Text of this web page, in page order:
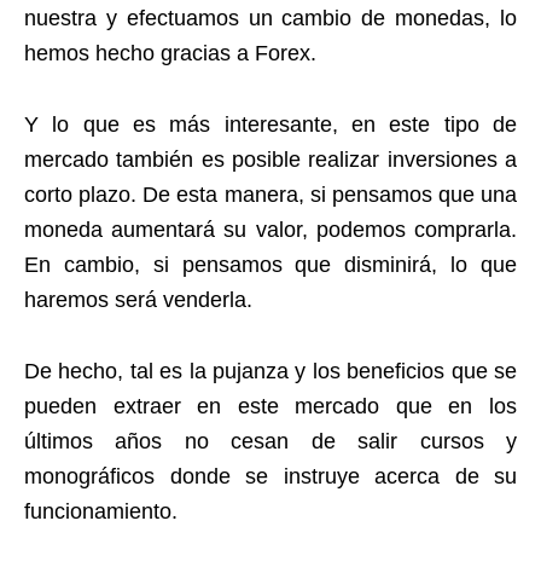
nuestra y efectuamos un cambio de monedas, lo
hemos hecho gracias a Forex.
Y lo que es más interesante, en este tipo de
mercado también es posible realizar inversiones a
corto plazo. De esta manera, si pensamos que una
moneda aumentará su valor, podemos comprarla.
En cambio, si pensamos que disminirá, lo que
haremos será venderla.
De hecho, tal es la pujanza y los beneficios que se
pueden extraer en este mercado que en los
últimos años no cesan de salir cursos y
monográficos donde se instruye acerca de su
funcionamiento.